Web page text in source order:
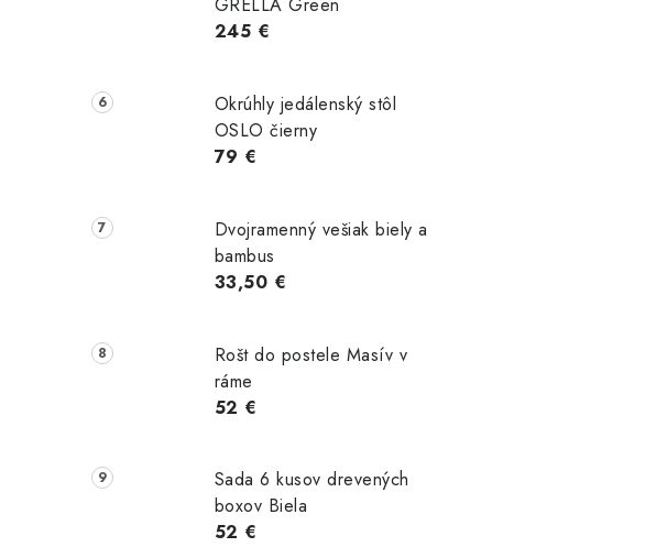
GRELLA Green
245 €
Okrúhly jedálenský stôl
OSLO čierny
79 €
Dvojramenný vešiak biely a
bambus
33,50 €
Rošt do postele Masív v
ráme
52 €
Sada 6 kusov drevených
boxov Biela
52 €